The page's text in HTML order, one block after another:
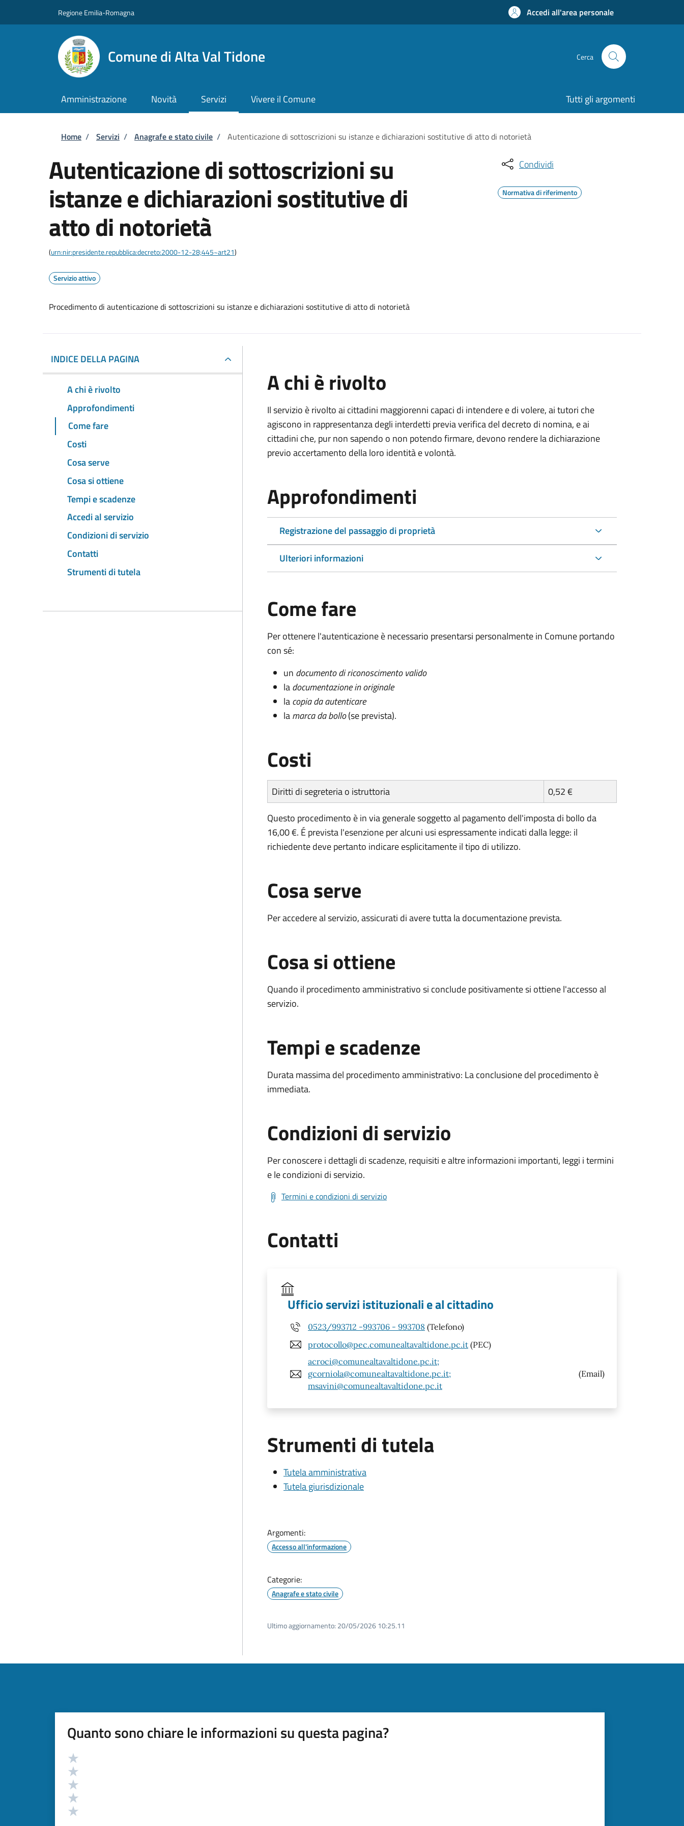
Regione Emilia-Romagna Accedi all'area personale
Comune di Alta Val Tidone Cerca
Amministrazione Novità Servizi Vivere il Comune Tutti gli argomenti
Briciole di pane
Home / Servizi / Anagrafe e stato civile / Autenticazione di sottoscrizioni su istanze e dichiarazioni sostitutive di atto di notorietà
Autenticazione di sottoscrizioni su
istanze e dichiarazioni sostitutive di
atto di notorietà
(urn:nir:presidente.repubblica:decreto:2000-12-28;445~art21)
Servizio attivo
Procedimento di autenticazione di sottoscrizioni su istanze e dichiarazioni sostitutive di atto di notorietà
Condividi
Normativa di riferimento
INDICE DELLA PAGINA
A chi è rivolto
Approfondimenti
Come fare
Costi
Cosa serve
Cosa si ottiene
Tempi e scadenze
Accedi al servizio
Condizioni di servizio
Contatti
Strumenti di tutela
A chi è rivolto
Il servizio è rivolto ai cittadini maggiorenni capaci di intendere e di volere, ai tutori che
agiscono in rappresentanza degli interdetti previa verifica del decreto di nomina, e ai
cittadini che, pur non sapendo o non potendo firmare, devono rendere la dichiarazione
previo accertamento della loro identità e volontà.
Approfondimenti
Registrazione del passaggio di proprietà
Ulteriori informazioni
Come fare
Per ottenere l'autenticazione è necessario presentarsi personalmente in Comune portando
con sé:
un documento di riconoscimento valido
ladocumentazione in originale
lacopia da autenticare
lamarca da bollo(se prevista).
Costi
Diritti di segreteria o istruttoria
0,52 €
Questo procedimento è in via generale soggetto al pagamento dell'imposta di bollo da
16,00 €. É prevista l'esenzione per alcuni usi espressamente indicati dalla legge: il
richiedente deve pertanto indicare esplicitamente il tipo di utilizzo.
Cosa serve
Per accedere al servizio, assicurati di avere tutta la documentazione prevista.
Cosa si ottiene
Quando il procedimento amministrativo si conclude positivamente si ottiene l'accesso al
servizio.
Tempi e scadenze
Durata massima del procedimento amministrativo: La conclusione del procedimento è
immediata.
Condizioni di servizio
Per conoscere i dettagli di scadenze, requisiti e altre informazioni importanti, leggi i termini
e le condizioni di servizio.
Termini e condizioni di servizio
Contatti
Ufficio servizi istituzionali e al cittadino
0523/993712 -993706 - 993708 (Telefono)
protocollo@pec.comunealtavaltidone.pc.it (PEC)
acroci@comunealtavaltidone.pc.it;
gcorniola@comunealtavaltidone.pc.it;
msavini@comunealtavaltidone.pc.it
(Email)
Strumenti di tutela
Tutela amministrativa
Tutela giurisdizionale
Argomenti:
Accesso all'informazione
Categorie:
Anagrafe e stato civile
Ultimo aggiornamento: 20/05/2026 10:25.11
Quanto sono chiare le informazioni su questa pagina?
Valutazione